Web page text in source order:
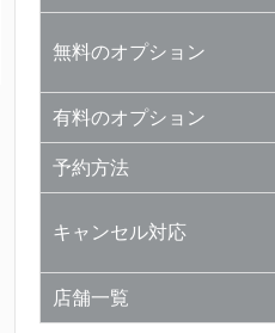
無料のオプション
有料のオプション
予約方法
キャンセル対応
店舗一覧